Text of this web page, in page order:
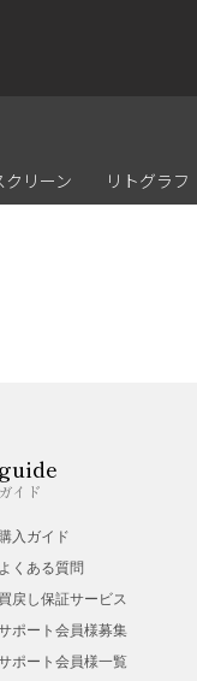
クリーン リトグラフ
guide
ガイド
入ガイド
よくある質問
買戻し保証サービス
ポート会員様募集
ポート会員様一覧